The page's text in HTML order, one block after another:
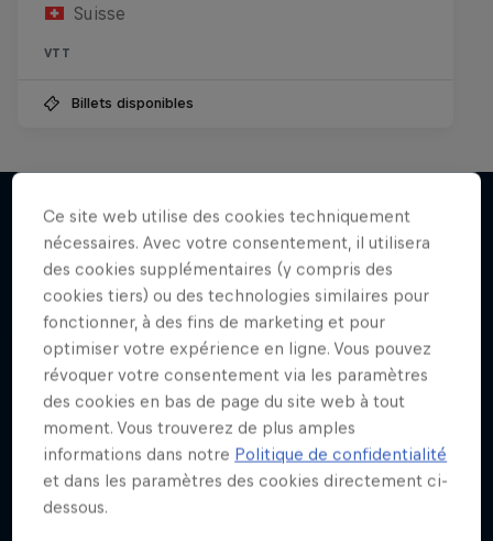
Suisse
VTT
Billets disponibles
J'en veux encore !
Ce site web utilise des cookies techniquement
nécessaires. Avec votre consentement, il utilisera
des cookies supplémentaires (y compris des
cookies tiers) ou des technologies similaires pour
fonctionner, à des fins de marketing et pour
optimiser votre expérience en ligne. Vous pouvez
révoquer votre consentement via les paramètres
des cookies en bas de page du site web à tout
moment. Vous trouverez de plus amples
informations dans notre Politique de confidentialité
et dans les paramètres des cookies directement ci-
dessous.